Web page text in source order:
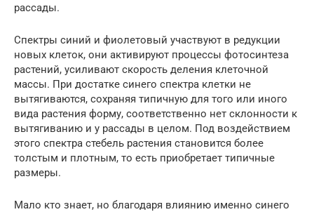
рассады.
Спектры синий и фиолетовый участвуют в редукции
новых клеток, они активируют процессы фотосинтеза
растений, усиливают скорость деления клеточной
массы. При достатке синего спектра клетки не
вытягиваются, сохраняя типичную для того или иного
вида растения форму, соответственно нет склонности к
вытягиванию и у рассады в целом. Под воздействием
этого спектра стебель растения становится более
толстым и плотным, то есть приобретает типичные
размеры.
Мало кто знает, но благодаря влиянию именно синего